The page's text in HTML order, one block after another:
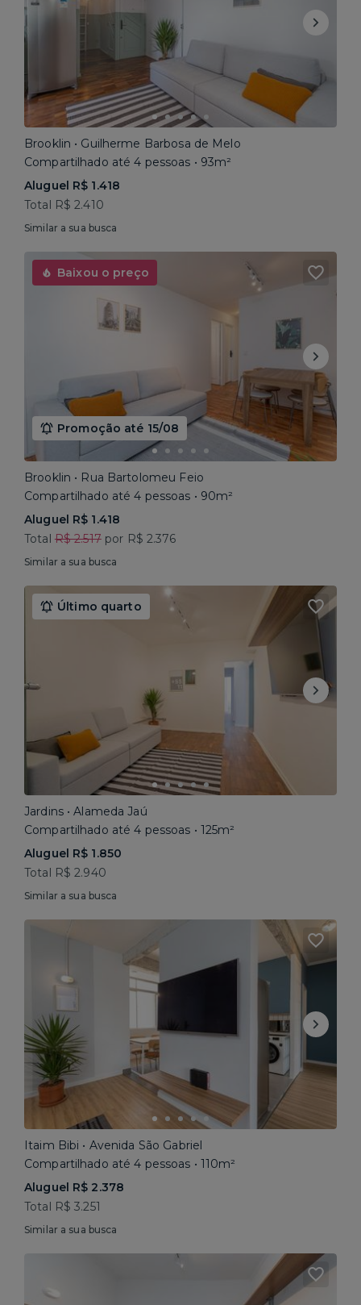
Brooklin • Guilherme Barbosa de Melo
Compartilhado até 4 pessoas • 93m²
Aluguel R$ 1.418
Total R$ 2.410
Similar a sua busca
Baixou o preço
Promoção até 15/08
Brooklin • Rua Bartolomeu Feio
Compartilhado até 4 pessoas • 90m²
Aluguel R$ 1.418
Total R$ 2.517por R$ 2.376
Similar a sua busca
Último quarto
Jardins • Alameda Jaú
Compartilhado até 4 pessoas • 125m²
Aluguel R$ 1.850
Total R$ 2.940
Similar a sua busca
Itaim Bibi • Avenida São Gabriel
Compartilhado até 4 pessoas • 110m²
Aluguel R$ 2.378
Total R$ 3.251
Similar a sua busca